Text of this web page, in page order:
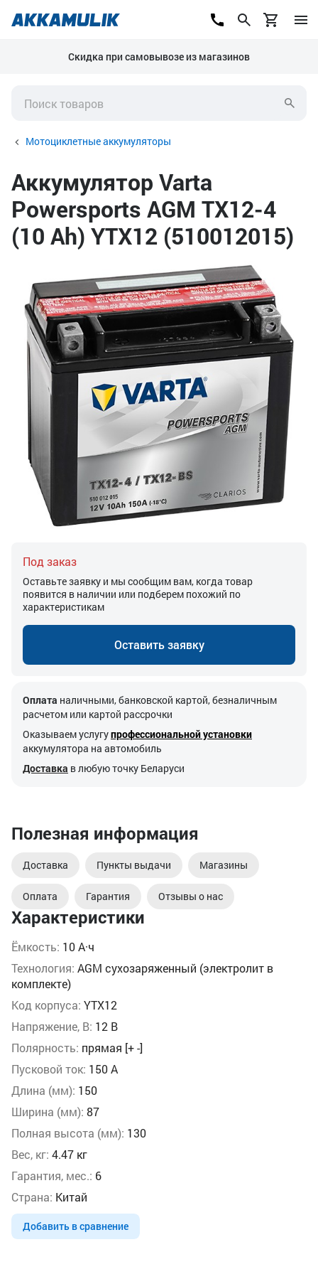
Скидка при самовывозе из магазинов
Мотоциклетные аккумуляторы
Аккумулятор Varta
Powersports AGM TX12-4
(10 Ah) YTX12 (510012015)
Характеристики
Ёмкость: 10 А·ч
Технология: AGM сухозаряженный (электролит в
комплекте)
Код корпуса: YTX12
Напряжение, В: 12 В
Полярность: прямая [+ -]
Пусковой ток: 150 А
Длина (мм): 150
Ширина (мм): 87
Полная высота (мм): 130
Вес, кг: 4.47 кг
Гарантия, мес.: 6
Страна: Китай
Добавить в сравнение
Под заказ
Оставьте заявку и мы сообщим вам, когда товар
появится в наличии или подберем похожий по
характеристикам
Оставить заявку
Оплата наличными, банковской картой, безналичным
расчетом или картой рассрочки
Оказываем услугупрофессиональной установки
аккумулятора на автомобиль
Доставка в любую точку Беларуси
Полезная информация
Доставка Пункты выдачи Магазины
Оплата Гарантия Отзывы о нас